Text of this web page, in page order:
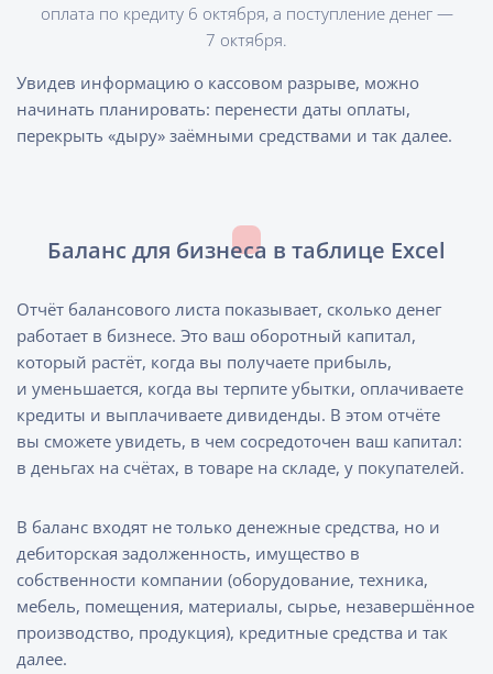
оплата по кредиту 6 октября, а поступление денег —
7 октября.
Увидев информацию о кассовом разрыве, можно
начинать планировать: перенести даты оплаты,
перекрыть «дыру» заёмными средствами и так далее.
Баланс для бизнеса в таблице Excel
Отчёт балансового листа показывает, сколько денег
работает в бизнесе. Это ваш оборотный капитал,
который растёт, когда вы получаете прибыль,
и уменьшается, когда вы терпите убытки, оплачиваете
кредиты и выплачиваете дивиденды. В этом отчёте
вы сможете увидеть, в чем сосредоточен ваш капитал:
в деньгах на счётах, в товаре на складе, у покупателей.
В баланс входят не только денежные средства, но и
дебиторская задолженность, имущество в
собственности компании (оборудование, техника,
мебель, помещения, материалы, сырье, незавершённое
производство, продукция), кредитные средства и так
далее.